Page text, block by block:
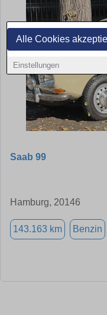
Alle Cookies
Einstellungen
Saab 99
Hamburg, 20146
143.163 km Benzin